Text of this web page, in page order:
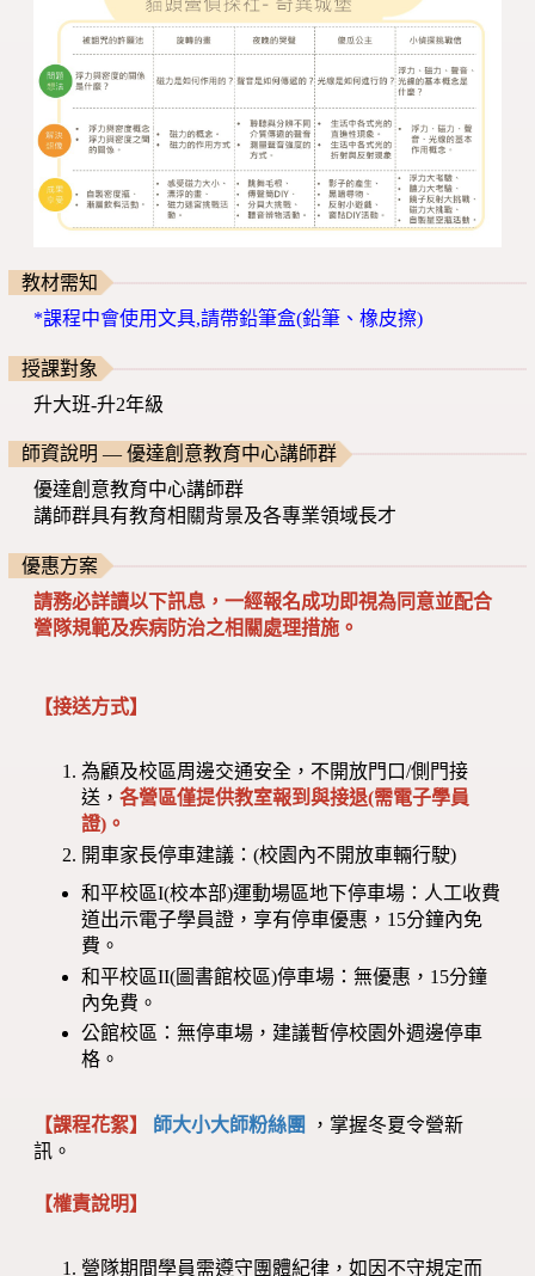
教材需知
*課程中會使用文具,請帶鉛筆盒(鉛筆、橡皮擦)
授課對象
升大班-升2年級
師資說明 — 優達創意教育中心講師群
優達創意教育中心講師群
講師群具有教育相關背景及各專業領域長才
優惠方案
請務必詳讀以下訊息，一經報名成功即視為同意並配合
營隊規範及疾病防治之相關處理措施。
【接送方式】
為顧及校區周邊交通安全，不開放門口/側門接
送，各營區僅提供教室報到與接退(需電子學員
證)。
開車家長停車建議：(校園內不開放車輛行駛)
和平校區I(校本部)運動場區地下停車場：人工收費
道出示電子學員證，享有停車優惠，15分鐘內免
費。
和平校區II(圖書館校區)停車場：無優惠，15分鐘
內免費。
公館校區：無停車場，建議暫停校園外週邊停車
格。
【課程花絮】 師大小大師粉絲團
，掌握冬夏令營新
訊。
【權責說明】
營隊期間學員需遵守團體紀律，如因不守規定而